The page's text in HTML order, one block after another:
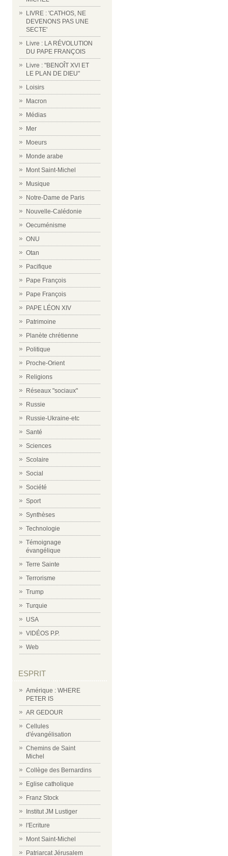
LIVRE : 'CATHOS, NE
DEVENONS PAS UNE
SECTE'
Livre : LA RÉVOLUTION
DU PAPE FRANÇOIS
Livre : "BENOÎT XVI ET
LE PLAN DE DIEU"
Loisirs
Macron
Médias
Mer
Moeurs
Monde arabe
Mont Saint-Michel
Musique
Notre-Dame de Paris
Nouvelle-Calédonie
Oecuménisme
ONU
Otan
Pacifique
Pape François
Pape François
PAPE LÉON XIV
Patrimoine
Planète chrétienne
Politique
Proche-Orient
Religions
Réseaux "sociaux"
Russie
Russie-Ukraine-etc
Santé
Sciences
Scolaire
Social
Société
Sport
Synthèses
Technologie
Témoignage
évangélique
Terre Sainte
Terrorisme
Trump
Turquie
USA
VIDÉOS P.P.
Web
ESPRIT
Amérique : WHERE
PETER IS
AR GEDOUR
Cellules
d'évangélisation
Chemins de Saint
Michel
Collège des Bernardins
Eglise catholique
Franz Stock
Institut JM Lustiger
l'Ecriture
Mont Saint-Michel
Patriarcat Jérusalem